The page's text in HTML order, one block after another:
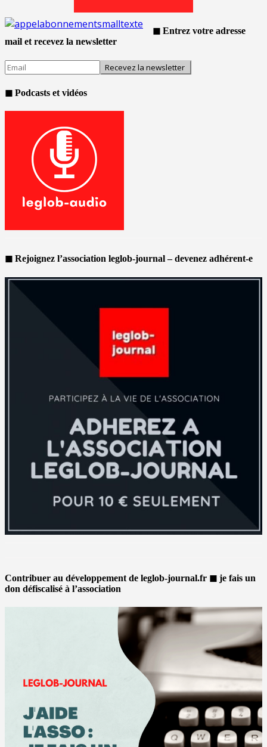
◼ Entrez votre adresse
mail et recevez la newsletter
◼ Podcasts et vidéos
◼ Rejoignez l’association leglob-journal – devenez adhérent-e
Contribuer au développement de leglob-journal.fr ◼ je fais un
don défiscalisé à l’association